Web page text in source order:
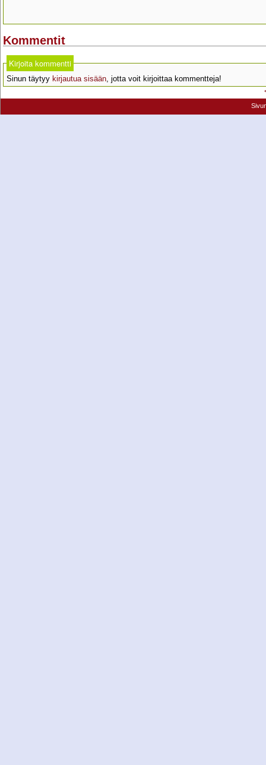
Kommentit
Kirjoita kommentti
Sinun täytyy kirjautua sisään, jotta voit kirjoittaa kommentteja!